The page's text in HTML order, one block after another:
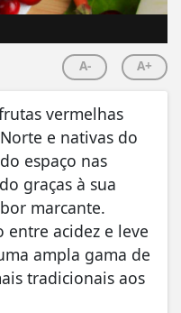
A- A+
vermelhas
e nativas do
espaço nas
graças à sua
marcante.
acidez e leve
ampla gama de
tradicionais aos